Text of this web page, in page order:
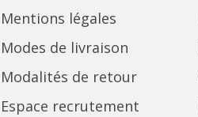
Mentions légales
Modes de livraison
Modalités de retour
Espace recrutement